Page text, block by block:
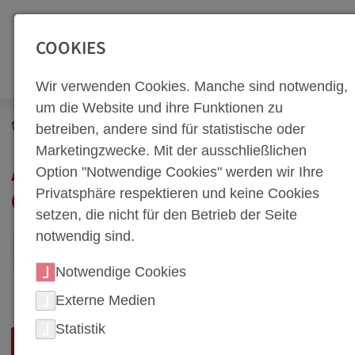
Zur Top Navigation springen [Alt+1]Zur Hauptnavigation
Unternehmen Arbeitssicherheit
ARBEITSSICHERHEIT &
GESUNDHEIT
SICHERHEIT ALS SYSTEM –
COOKIES
Wir verwenden Cookies. Manche sind notwendig,
um die Website und ihre Funktionen zu
betreiben, andere sind für statistische oder
Marketingzwecke. Mit der ausschließlichen
Option "Notwendige Cookies" werden wir Ihre
Privatsphäre respektieren und keine Cookies
setzen, die nicht für den Betrieb der Seite
notwendig sind.
Notwendige Cookies
Externe Medien
Statistik